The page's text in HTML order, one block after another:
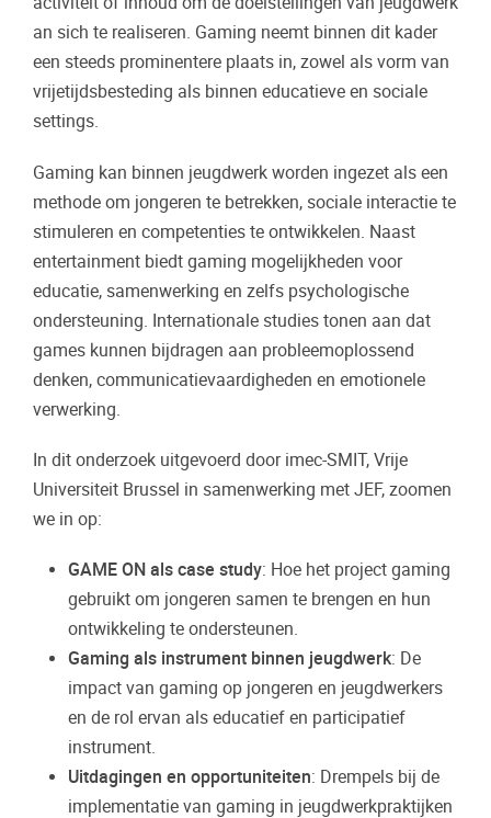
an sich te realiseren. Gaming neemt binnen dit kader
een steeds prominentere plaats in, zowel als vorm van
vrijetijdsbesteding als binnen educatieve en sociale
settings.
Gaming kan binnen jeugdwerk worden ingezet als een
methode om jongeren te betrekken, sociale interactie te
stimuleren en competenties te ontwikkelen. Naast
entertainment biedt gaming mogelijkheden voor
educatie, samenwerking en zelfs psychologische
ondersteuning. Internationale studies tonen aan dat
games kunnen bijdragen aan probleemoplossend
denken, communicatievaardigheden en emotionele
verwerking.
In dit onderzoek uitgevoerd door imec-SMIT, Vrije
Universiteit Brussel in samenwerking met JEF, zoomen
we in op:
GAME ON als case study: Hoe het project gaming
gebruikt om jongeren samen te brengen en hun
ontwikkeling te ondersteunen.
Gaming als instrument binnen jeugdwerk: De
impact van gaming op jongeren en jeugdwerkers
en de rol ervan als educatief en participatief
instrument.
Uitdagingen en opportuniteiten: Drempels bij de
implementatie van gaming in jeugdwerkpraktijken